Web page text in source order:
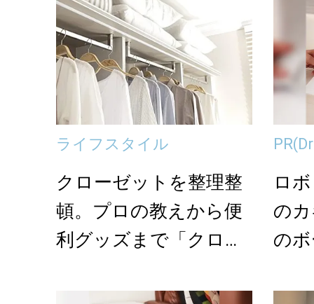
ライフスタイル
クローゼットを整理整
頓。プロの教えから便
利グッズまで「クロー
PR
ロ
の
の